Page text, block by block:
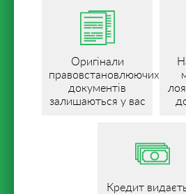
Оригінали
правовстановлюючих
документів
залишаються у вас
Кредит